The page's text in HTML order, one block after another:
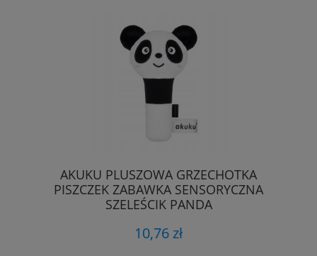
AKUKU PLUSZOWA GRZECHOTKA
PISZCZEK ZABAWKA SENSORYCZNA
SZELEŚCIK PANDA
10,76 zł